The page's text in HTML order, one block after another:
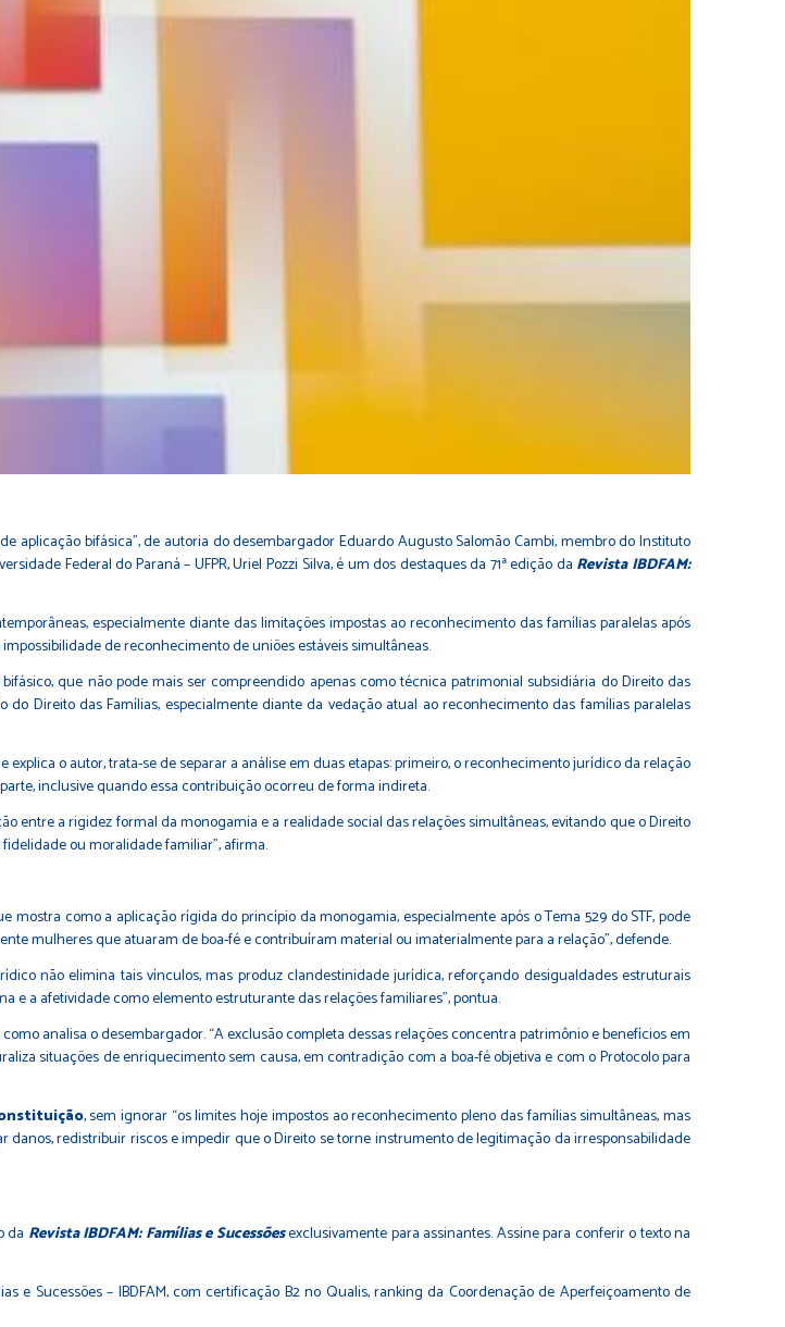
aplicação bifásica”, de autoria do desembargador Eduardo Augusto Salomão Cambi, membro do Instituto
Federal do Paraná – UFPR, Uriel Pozzi Silva, é um dos destaques da 71ª edição da Revista IBDFAM:
especialmente diante das limitações impostas ao reconhecimento das famílias paralelas após
de reconhecimento de uniões estáveis simultâneas.
que não pode mais ser compreendido apenas como técnica patrimonial subsidiária do Direito das
Direito das Famílias, especialmente diante da vedação atual ao reconhecimento das famílias paralelas
o autor, trata-se de separar a análise em duas etapas: primeiro, o reconhecimento jurídico da relação
inclusive quando essa contribuição ocorreu de forma indireta.
entre a rigidez formal da monogamia e a realidade social das relações simultâneas, evitando que o Direito
ou moralidade familiar”, afirma.
como a aplicação rígida do princípio da monogamia, especialmente após o Tema 529 do STF, pode
mulheres que atuaram de boa-fé e contribuíram material ou imaterialmente para a relação”, defende.
não elimina tais vínculos, mas produz clandestinidade jurídica, reforçando desigualdades estruturais
a afetividade como elemento estruturante das relações familiares”, pontua.
analisa o desembargador. “A exclusão completa dessas relações concentra patrimônio e benefícios em
situações de enriquecimento sem causa, em contradição com a boa-fé objetiva e com o Protocolo para
, sem ignorar “os limites hoje impostos ao reconhecimento pleno das famílias simultâneas, mas
redistribuir riscos e impedir que o Direito se torne instrumento de legitimação da irresponsabilidade
da Revista IBDFAM: Famílias e Sucessõesexclusivamente para assinantes. Assine para conferir o texto na
Sucessões – IBDFAM, com certificação B2 no Qualis, ranking da Coordenação de Aperfeiçoamento de